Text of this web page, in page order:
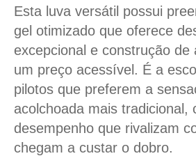
Esta luva versátil possui
gel otimizado que oferece
excepcional e construção de
um preço acessível. É a
pilotos que preferem a
acolchoada mais tradicional,
desempenho que rivalizam
chegam a custar o dobro.